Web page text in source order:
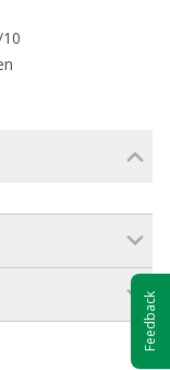
Feedback